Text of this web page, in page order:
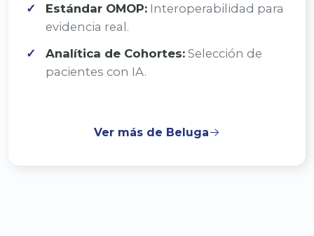
Estándar OMOP: Interoperabilidad para
evidencia real.
Analítica de Cohortes: Selección de
pacientes con IA.
Ver más de Beluga